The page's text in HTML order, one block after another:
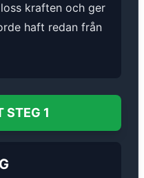
kraften och ger
haft redan från
STEG 1